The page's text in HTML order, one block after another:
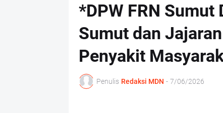
*DPW FRN
Sumut dan
Penyakit
Penulis Redaksi MDN - 7/06/2026